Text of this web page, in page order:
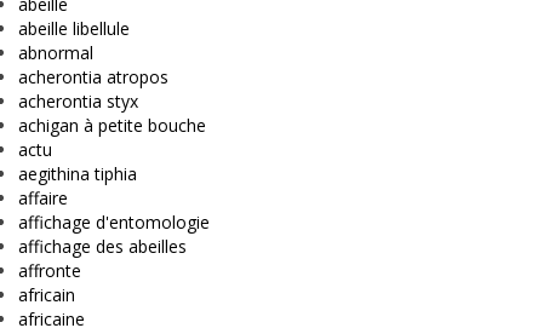
abeille libellule
abnormal
acherontia atropos
acherontia styx
achigan à petite bouche
actu
aegithina tiphia
affaire
affichage d'entomologie
affichage des abeilles
affronte
africain
africaine